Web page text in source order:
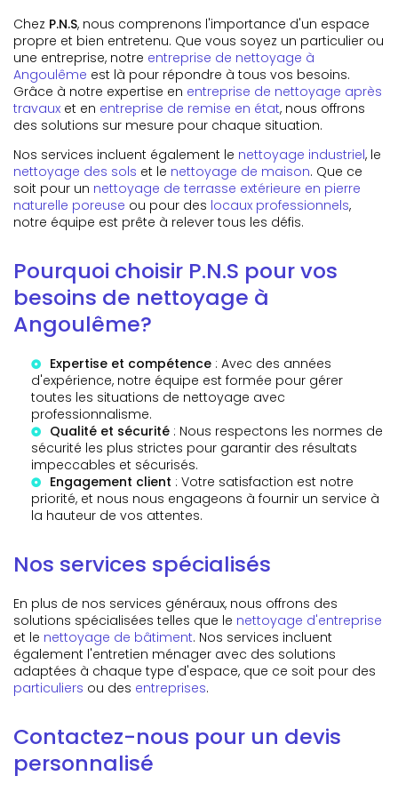
Chez P.N.S, nous comprenons l'importance d'un espace
propre et bien entretenu. Que vous soyez un particulier ou
une entreprise, notre entreprise de nettoyage à
Angoulême est là pour répondre à tous vos besoins.
Grâce à notre expertise en entreprise de nettoyage après
travaux et en entreprise de remise en état, nous offrons
des solutions sur mesure pour chaque situation.
Nos services incluent également le nettoyage industriel, le
nettoyage des sols et le nettoyage de maison. Que ce
soit pour un nettoyage de terrasse extérieure en pierre
naturelle poreuse ou pour des locaux professionnels,
notre équipe est prête à relever tous les défis.
Pourquoi choisir P.N.S pour vos
besoins de nettoyage à
Angoulême?
Expertise et compétence : Avec des années
d'expérience, notre équipe est formée pour gérer
toutes les situations de nettoyage avec
professionnalisme.
Qualité et sécurité : Nous respectons les normes de
sécurité les plus strictes pour garantir des résultats
impeccables et sécurisés.
Engagement client : Votre satisfaction est notre
priorité, et nous nous engageons à fournir un service à
la hauteur de vos attentes.
Nos services spécialisés
En plus de nos services généraux, nous offrons des
solutions spécialisées telles que le nettoyage d'entreprise
et le nettoyage de bâtiment. Nos services incluent
également l'entretien ménager avec des solutions
adaptées à chaque type d'espace, que ce soit pour des
particuliers ou des entreprises.
Contactez-nous pour un devis
personnalisé